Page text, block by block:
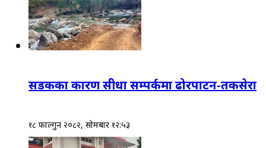
सडकका कारण सीधा सम्पर्कमा ढोरपाटन-तकसेरा
१८ फाल्गुन २०८२, सोमबार १२:५३